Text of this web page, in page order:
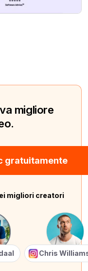
migliore
gratuitamente
migliori creatori
Chris